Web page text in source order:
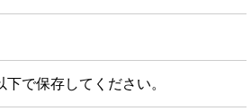
下で保存してください。